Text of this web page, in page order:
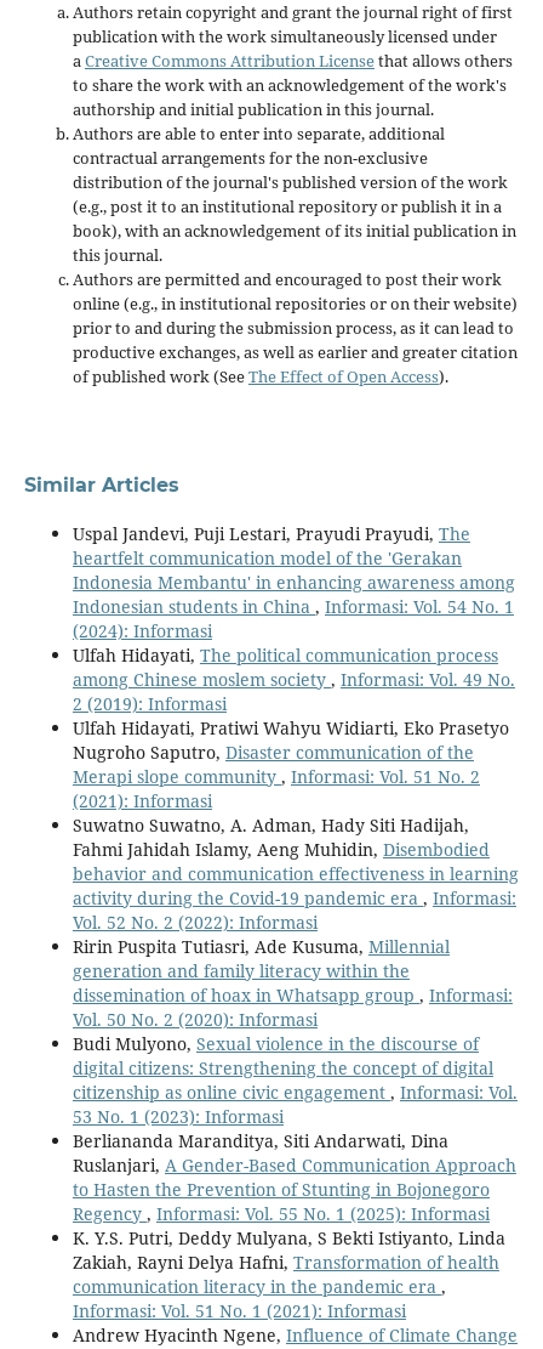
Authors retain copyright and grant the journal right of first
publication with the work simultaneously licensed under
aCreative Commons Attribution Licensethat allows others
to share the work with an acknowledgement of the work's
authorship and initial publication in this journal.
Authors are able to enter into separate, additional
contractual arrangements for the non-exclusive
distribution of the journal's published version of the work
(e.g., post it to an institutional repository or publish it in a
book), with an acknowledgement of its initial publication in
this journal.
Authors are permitted and encouraged to post their work
online (e.g., in institutional repositories or on their website)
prior to and during the submission process, as it can lead to
productive exchanges, as well as earlier and greater citation
of published work (SeeThe Effect of Open Access).
Similar Articles
Uspal Jandevi, Puji Lestari, Prayudi Prayudi, The
heartfelt communication model of the 'Gerakan
Indonesia Membantu' in enhancing awareness among
Indonesian students in China , Informasi: Vol. 54 No. 1
(2024): Informasi
Ulfah Hidayati, The political communication process
among Chinese moslem society , Informasi: Vol. 49 No.
2 (2019): Informasi
Ulfah Hidayati, Pratiwi Wahyu Widiarti, Eko Prasetyo
Nugroho Saputro, Disaster communication of the
Merapi slope community , Informasi: Vol. 51 No. 2
(2021): Informasi
Suwatno Suwatno, A. Adman, Hady Siti Hadijah,
Fahmi Jahidah Islamy, Aeng Muhidin, Disembodied
behavior and communication effectiveness in learning
activity during the Covid-19 pandemic era , Informasi:
Vol. 52 No. 2 (2022): Informasi
Ririn Puspita Tutiasri, Ade Kusuma, Millennial
generation and family literacy within the
dissemination of hoax in Whatsapp group , Informasi:
Vol. 50 No. 2 (2020): Informasi
Budi Mulyono, Sexual violence in the discourse of
digital citizens: Strengthening the concept of digital
citizenship as online civic engagement , Informasi: Vol.
53 No. 1 (2023): Informasi
Berliananda Maranditya, Siti Andarwati, Dina
Ruslanjari, A Gender-Based Communication Approach
to Hasten the Prevention of Stunting in Bojonegoro
Regency , Informasi: Vol. 55 No. 1 (2025): Informasi
K. Y.S. Putri, Deddy Mulyana, S Bekti Istiyanto, Linda
Zakiah, Rayni Delya Hafni, Transformation of health
communication literacy in the pandemic era ,
Informasi: Vol. 51 No. 1 (2021): Informasi
Andrew Hyacinth Ngene, Influence of Climate Change